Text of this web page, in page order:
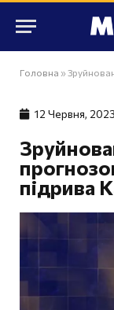
Головна » Зруйноване
12 Червня, 2023
підрива